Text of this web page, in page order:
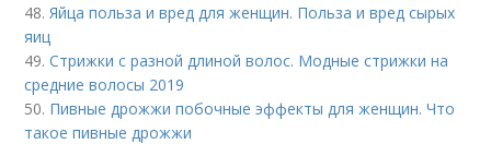
48.Яйца польза и вред для женщин. Польза и вред сырых
яиц
49.Стрижки с разной длиной волос. Модные стрижки на
средние волосы 2019
50. Пивные дрожжи побочные эффекты для женщин. Что
такое пивные дрожжи